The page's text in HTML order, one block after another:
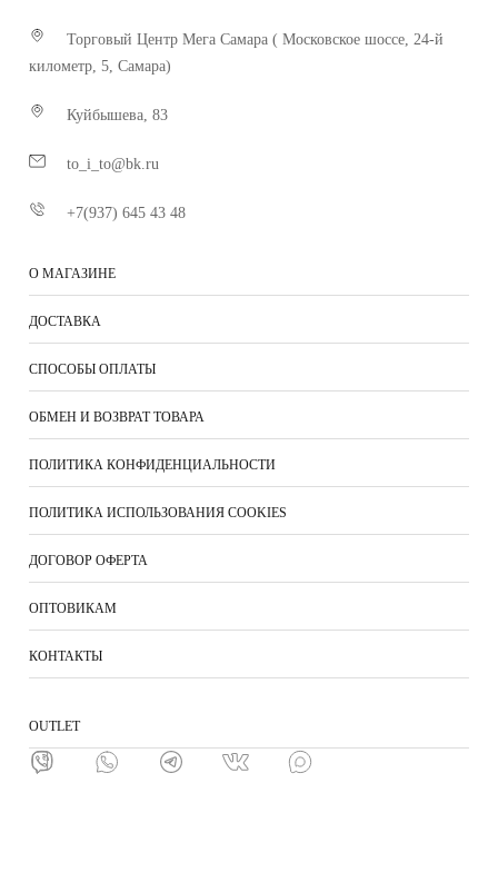
Торговый Центр Мега Самара ( Московское шоссе, 24-й
километр, 5, Самара)
Куйбышева, 83
to_i_to@bk.ru
+7(937) 645 43 48
О МАГАЗИНЕ
ДОСТАВКА
СПОСОБЫ ОПЛАТЫ
ОБМЕН И ВОЗВРАТ ТОВАРА
ПОЛИТИКА КОНФИДЕНЦИАЛЬНОСТИ
ПОЛИТИКА ИСПОЛЬЗОВАНИЯ COOKIES
ДОГОВОР ОФЕРТА
ОПТОВИКАМ
КОНТАКТЫ
ОUTLET